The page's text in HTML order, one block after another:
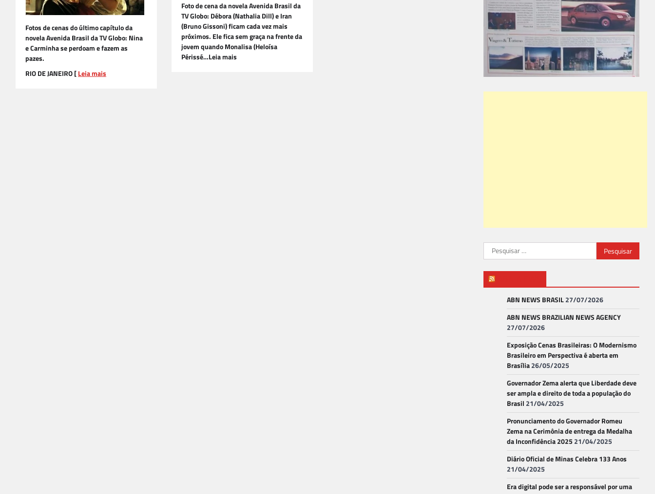
Fotos de cenas do último capítulo da
novela Avenida Brasil da TV Globo: Nina
e Carminha se perdoam e fazem as
pazes.
RIO DE JANEIRO [Leia mais
Foto de cena da novela Avenida Brasil da
TV Globo: Débora (Nathalia Dill) e Iran
(Bruno Gissoni) ficam cada vez mais
próximos. Ele fica sem graça na frente da
jovem quando Monalisa (Heloísa
Périssé…Leia mais
Pesquisar
por:
ABN NEWS BRASIL27/07/2026
ABN NEWS BRAZILIAN NEWS AGENCY
27/07/2026
Exposição Cenas Brasileiras: O Modernismo
Brasileiro em Perspectiva é aberta em
Brasília26/05/2025
Governador Zema alerta que Liberdade deve
ser ampla e direito de toda a população do
Brasil 21/04/2025
Pronunciamento do Governador Romeu
Zema na Cerimônia de entrega da Medalha
da Inconfidência 2025 21/04/2025
Diário Oficial de Minas Celebra 133 Anos
21/04/2025
Era digital pode ser a responsável por uma